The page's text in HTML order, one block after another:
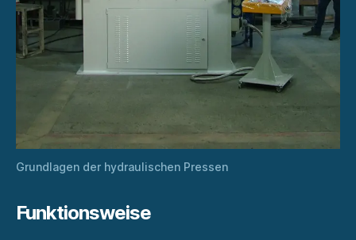
Grundlagen der hydraulischen Pressen
Funktionsweise